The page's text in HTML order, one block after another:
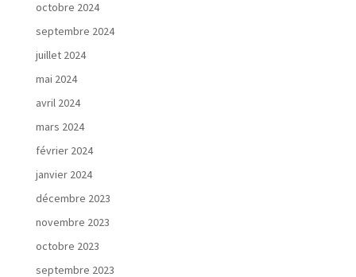
octobre 2024
septembre 2024
juillet 2024
mai 2024
avril 2024
mars 2024
février 2024
janvier 2024
décembre 2023
novembre 2023
octobre 2023
septembre 2023